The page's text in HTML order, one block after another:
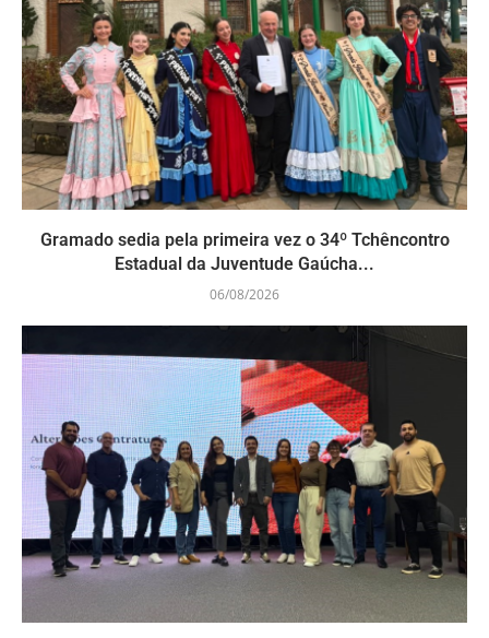
Gramado sedia pela primeira vez o 34º Tchêncontro
Estadual da Juventude Gaúcha...
06/08/2026